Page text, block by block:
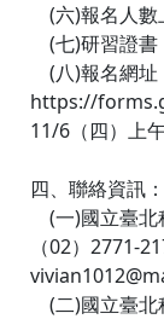
(六)報名人數
(七)研習證書
(八)報名網址
https://
11/6（四）上
四、聯絡資訊：
(一)國立臺北
（02）2771-
(二)國立臺北